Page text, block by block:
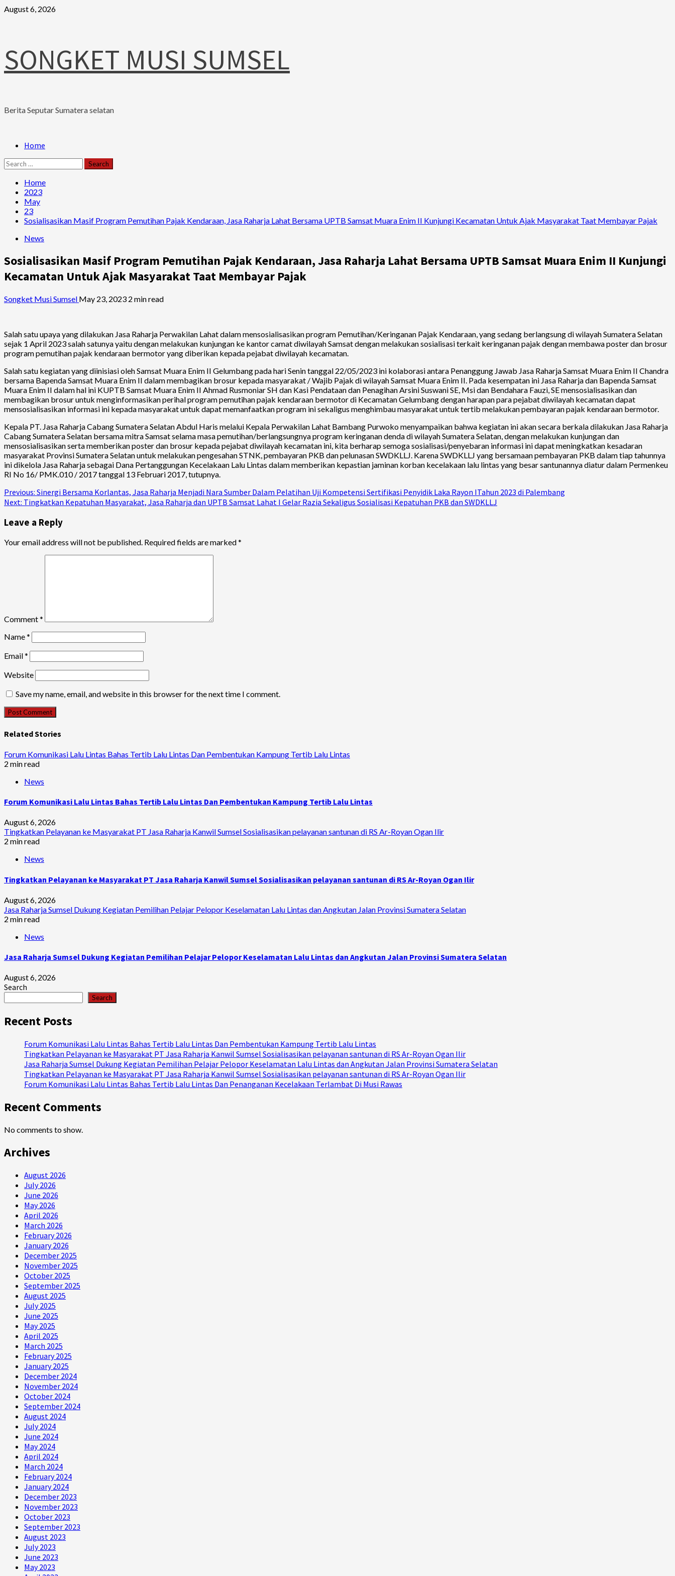
Skip
August 6, 2026
SONGKET MUSI SUMSEL
Berita Seputar Sumatera selatan
PrimaryHome
Search
for:
Home
2023
May
23
Sosialisasikan Masif Program Pemutihan Pajak Kendaraan, Jasa Raharja Lahat Bersama UPTB Samsat Muara Enim II Kunjungi Kecamatan Untuk Ajak Masyarakat Taat Membayar Pajak
News
Sosialisasikan Masif Program Pemutihan Pajak Kendaraan, Jasa Raharja Lahat Bersama UPTB Samsat Muara Enim II Kunjungi
Kecamatan Untuk Ajak Masyarakat Taat Membayar Pajak
Songket Musi Sumsel May 23, 2023 2 min read
Salah satu upaya yang dilakukan Jasa Raharja Perwakilan Lahat dalam mensosialisasikan program Pemutihan/Keringanan Pajak Kendaraan, yang sedang berlangsung di wilayah Sumatera Selatan
sejak 1 April 2023 salah satunya yaitu dengan melakukan kunjungan ke kantor camat diwilayah Samsat dengan melakukan sosialisasi terkait keringanan pajak dengan membawa poster dan brosur
program pemutihan pajak kendaraan bermotor yang diberikan kepada pejabat diwilayah kecamatan.
Salah satu kegiatan yang diinisiasi oleh Samsat Muara Enim II Gelumbang pada hari Senin tanggal 22/05/2023 ini kolaborasi antara Penanggung Jawab Jasa Raharja Samsat Muara Enim II Chandra
bersama Bapenda Samsat Muara Enim II dalam membagikan brosur kepada masyarakat / Wajib Pajak di wilayah Samsat Muara Enim II. Pada kesempatan ini Jasa Raharja dan Bapenda Samsat
Muara Enim II dalam hal ini KUPTB Samsat Muara Enim II Ahmad Rusmoniar SH dan Kasi Pendataan dan Penagihan Arsini Suswani SE, Msi dan Bendahara Fauzi, SE mensosialisasikan dan
membagikan brosur untuk menginformasikan perihal program pemutihan pajak kendaraan bermotor di Kecamatan Gelumbang dengan harapan para pejabat diwilayah kecamatan dapat
mensosialisasikan informasi ini kepada masyarakat untuk dapat memanfaatkan program ini sekaligus menghimbau masyarakat untuk tertib melakukan pembayaran pajak kendaraan bermotor.
Kepala PT. Jasa Raharja Cabang Sumatera Selatan Abdul Haris melalui Kepala Perwakilan Lahat Bambang Purwoko menyampaikan bahwa kegiatan ini akan secara berkala dilakukan Jasa Raharja
Cabang Sumatera Selatan bersama mitra Samsat selama masa pemutihan/berlangsungnya program keringanan denda di wilayah Sumatera Selatan, dengan melakukan kunjungan dan
mensosialisasikan serta memberikan poster dan brosur kepada pejabat diwilayah kecamatan ini, kita berharap semoga sosialisasi/penyebaran informasi ini dapat meningkatkan kesadaran
masyarakat Provinsi Sumatera Selatan untuk melakukan pengesahan STNK, pembayaran PKB dan pelunasan SWDKLLJ. Karena SWDKLLJ yang bersamaan pembayaran PKB dalam tiap tahunnya
ini dikelola Jasa Raharja sebagai Dana Pertanggungan Kecelakaan Lalu Lintas dalam memberikan kepastian jaminan korban kecelakaan lalu lintas yang besar santunannya diatur dalam Permenkeu
RI No 16/ PMK.010 / 2017 tanggal 13 Februari 2017, tutupnya.
Continue
Reading
Previous: Sinergi Bersama Korlantas, Jasa Raharja Menjadi Nara Sumber Dalam Pelatihan Uji Kompetensi Sertifikasi Penyidik Laka Rayon ITahun 2023 di Palembang
Next: Tingkatkan Kepatuhan Masyarakat, Jasa Raharja dan UPTB Samsat Lahat I Gelar Razia Sekaligus Sosialisasi Kepatuhan PKB dan SWDKLLJ
Leave a Reply
Your email address will not be published. Required fields are marked*
Comment*
Name*
Email*
Website
Save my name, email, and website in this browser for the next time I comment.
Related Stories
Forum Komunikasi Lalu Lintas Bahas Tertib Lalu Lintas Dan Pembentukan Kampung Tertib Lalu Lintas
2 min read
News
Forum Komunikasi Lalu Lintas Bahas Tertib Lalu Lintas Dan Pembentukan Kampung Tertib Lalu Lintas
August 6, 2026
Tingkatkan Pelayanan ke Masyarakat PT Jasa Raharja Kanwil Sumsel Sosialisasikan pelayanan santunan di RS Ar-Royan Ogan Ilir
2 min read
News
Tingkatkan Pelayanan ke Masyarakat PT Jasa Raharja Kanwil Sumsel Sosialisasikan pelayanan santunan di RS Ar-Royan Ogan Ilir
August 6, 2026
Jasa Raharja Sumsel Dukung Kegiatan Pemilihan Pelajar Pelopor Keselamatan Lalu Lintas dan Angkutan Jalan Provinsi Sumatera Selatan
2 min read
News
Jasa Raharja Sumsel Dukung Kegiatan Pemilihan Pelajar Pelopor Keselamatan Lalu Lintas dan Angkutan Jalan Provinsi Sumatera Selatan
August 6, 2026
Search
Search
Recent Posts
Forum Komunikasi Lalu Lintas Bahas Tertib Lalu Lintas Dan Pembentukan Kampung Tertib Lalu Lintas
Tingkatkan Pelayanan ke Masyarakat PT Jasa Raharja Kanwil Sumsel Sosialisasikan pelayanan santunan di RS Ar-Royan Ogan Ilir
Jasa Raharja Sumsel Dukung Kegiatan Pemilihan Pelajar Pelopor Keselamatan Lalu Lintas dan Angkutan Jalan Provinsi Sumatera Selatan
Tingkatkan Pelayanan ke Masyarakat PT Jasa Raharja Kanwil Sumsel Sosialisasikan pelayanan santunan di RS Ar-Royan Ogan Ilir
Forum Komunikasi Lalu Lintas Bahas Tertib Lalu Lintas Dan Penanganan Kecelakaan Terlambat Di Musi Rawas
Recent Comments
No comments to show.
Archives
August 2026
July 2026
June 2026
May 2026
April 2026
March 2026
February 2026
January 2026
December 2025
November 2025
October 2025
September 2025
August 2025
July 2025
June 2025
May 2025
April 2025
March 2025
February 2025
January 2025
December 2024
November 2024
October 2024
September 2024
August 2024
July 2024
June 2024
May 2024
April 2024
March 2024
February 2024
January 2024
December 2023
November 2023
October 2023
September 2023
August 2023
July 2023
June 2023
May 2023